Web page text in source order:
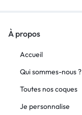
À propos
Accueil
Qui sommes-nous ?
Toutes nos coques
Je personnalise